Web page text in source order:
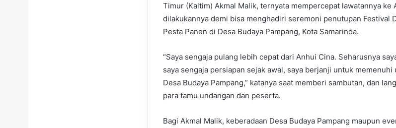
Timur (Kaltim) Akmal Malik, ternyata mempercepat lawatannya ke
dilakukannya demi bisa menghadiri seremoni penutupan Festival
Pesta Panen di Desa Budaya Pampang, Kota Samarinda.
“Saya sengaja pulang lebih cepat dari Anhui Cina. Seharusnya
saya sengaja persiapan sejak awal, saya berjanji untuk
Desa Budaya Pampang,” katanya saat memberi sambutan, dan
para tamu undangan dan peserta.
Bagi Akmal Malik, keberadaan Desa Budaya Pampang maupun